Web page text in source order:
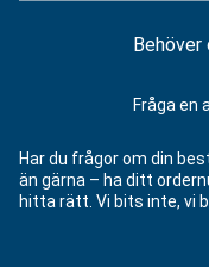
Behöver
Fråga en
Har du frågor om din
än gärna – ha ditt
hitta rätt. Vi bits inte, vi